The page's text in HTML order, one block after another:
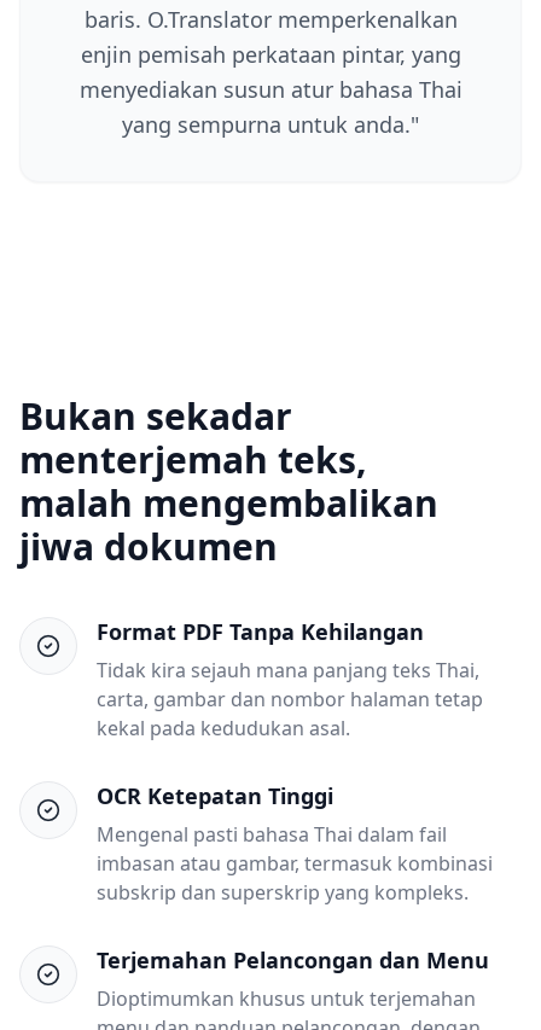
baris. O.Translator memperkenalkan
enjin pemisah perkataan pintar, yang
menyediakan susun atur bahasa Thai
yang sempurna untuk anda."
Bukan sekadar
menterjemah teks,
malah mengembalikan
jiwa dokumen
Format PDF Tanpa Kehilangan
Tidak kira sejauh mana panjang teks Thai,
carta, gambar dan nombor halaman tetap
kekal pada kedudukan asal.
OCR Ketepatan Tinggi
Mengenal pasti bahasa Thai dalam fail
imbasan atau gambar, termasuk kombinasi
subskrip dan superskrip yang kompleks.
Terjemahan Pelancongan dan Menu
Dioptimumkan khusus untuk terjemahan